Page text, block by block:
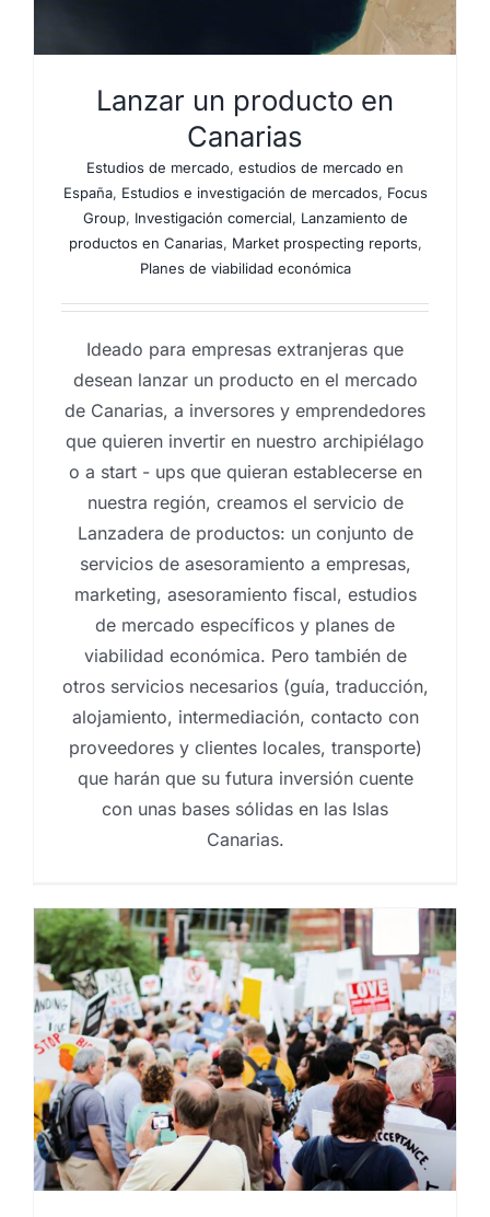
Lanzar un producto en
Canarias
Estudios de mercado, estudios de mercado en
España, Estudios e investigación de mercados, Focus
Group, Investigación comercial, Lanzamiento de
productos en Canarias, Market prospecting reports,
Planes de viabilidad económica
Ideado para empresas extranjeras que
desean lanzar un producto en el mercado
de Canarias, a inversores y emprendedores
que quieren invertir en nuestro archipiélago
o a start - ups que quieran establecerse en
nuestra región, creamos el servicio de
Lanzadera de productos: un conjunto de
servicios de asesoramiento a empresas,
marketing, asesoramiento fiscal, estudios
de mercado específicos y planes de
viabilidad económica. Pero también de
otros servicios necesarios (guía, traducción,
alojamiento, intermediación, contacto con
proveedores y clientes locales, transporte)
que harán que su futura inversión cuente
con unas bases sólidas en las Islas
Canarias.